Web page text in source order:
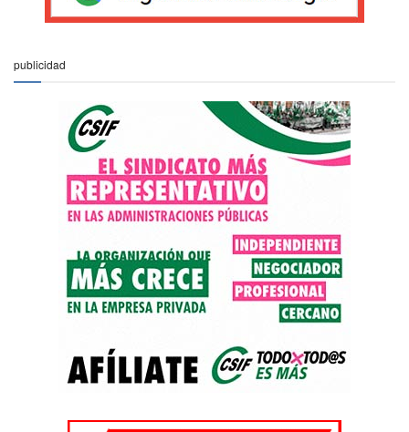
publicidad